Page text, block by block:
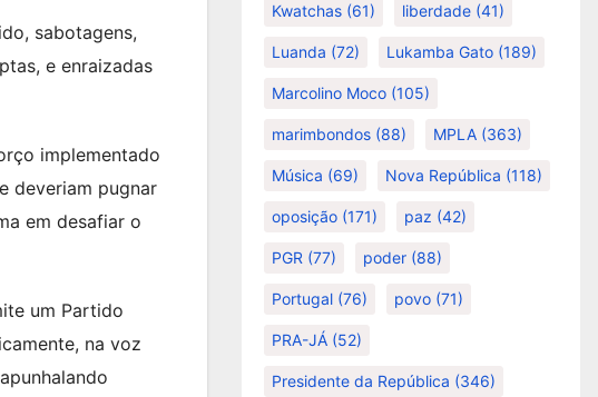
sabotagens,
e enraizadas
implementado
deveriam pugnar
em desafiar o
um Partido
na voz
Kwatchas (61) liberdade (41)
Luanda (72) Lukamba Gato (189)
Marcolino Moco (105)
marimbondos (88) MPLA (363)
Música (69) Nova República (118)
oposição (171) paz (42)
PGR (77) poder (88)
Portugal (76) povo (71)
PRA-JÁ (52)
Presidente da República (346)